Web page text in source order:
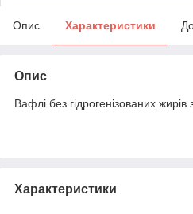
Опис Характеристики
Опис
Вафлі без гідрогенізованих
Характеристики